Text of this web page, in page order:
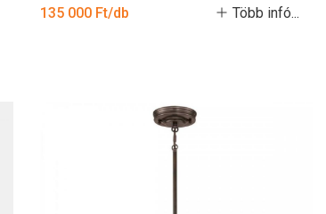
135 000 Ft/db
Több infó...